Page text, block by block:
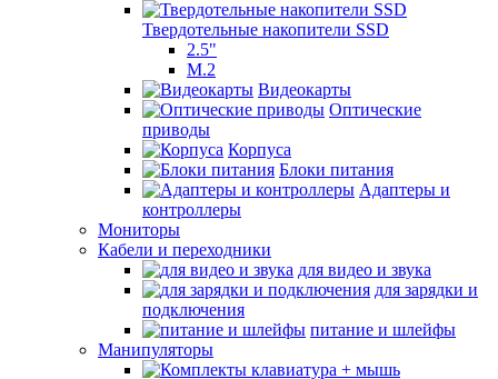
Твердотельные накопители SSD
2.5"
M.2
Видеокарты
Оптические
приводы
Корпуса
Блоки питания
Адаптеры и
контроллеры
Мониторы
Кабели и переходники
для видео и звука
для зарядки и
подключения
питание и шлейфы
Манипуляторы